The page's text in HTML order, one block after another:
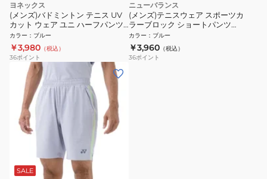
ヨネックス
(メンズ)バドミントン テニス UV
カット ウェア ユニ ハーフパンツ
15125-786 速乾
カラー ： ブルー
￥3,980 （税込）
36ポイント
ニューバランス
(メンズ)テニスウェア スポーツカ
ラーブロック ショートパンツ
AMS53413TRY
カラー ： ブルー
￥3,960 （税込）
36ポイント
SALE